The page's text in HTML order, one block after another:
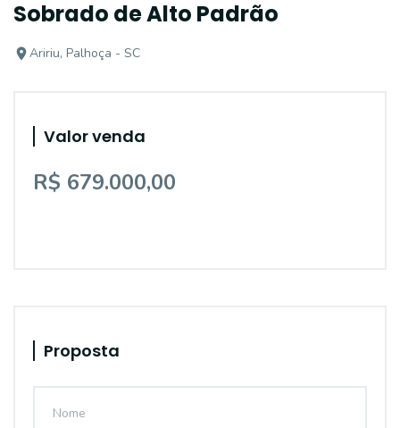
Sobrado de Alto Padrão
Aririu, Palhoça - SC
Valor venda
R$ 679.000,00
Proposta